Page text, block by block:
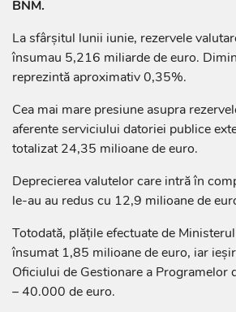
BNM.
La sfârșitul lunii iunie, rezervele
însumau 5,216 miliarde de euro.
reprezintă aproximativ 0,35%.
Cea mai mare presiune asupra
aferente serviciului datoriei publice
totalizat 24,35 milioane de euro.
Deprecierea valutelor care intră în
le-au au redus cu 12,9 milioane de
Totodată, plățile efectuate de
însumat 1,85 milioane de euro, iar
Oficiului de Gestionare a Programelor
– 40.000 de euro.